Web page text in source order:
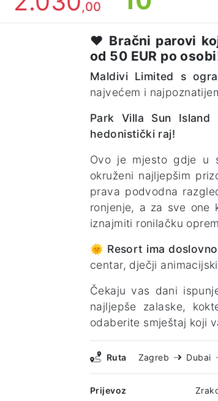
,00
♥️ Bračni parovi
od 50 EUR po
Maldivi Limited s
najvećem i
Park Villa Sun Island
hedonistički raj!
Ovo je mjesto gdje u
okruženi najljepšim
prava podvodna
ronjenje, a za sve one
iznajmiti ronilačku
🌞 Resort ima
centar, dječji
Čekaju vas dani
najljepše zalaske,
odaberite smještaj koji
Ruta Zagreb Dubai
Prijevoz